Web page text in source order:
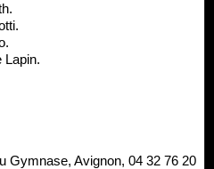
Lapin.
Gymnase, Avignon, 04 32 76 20